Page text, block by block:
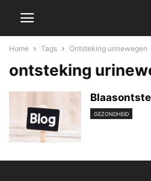
Home Tags Ontsteking urinewegen
ontsteking
GEZONDHEID